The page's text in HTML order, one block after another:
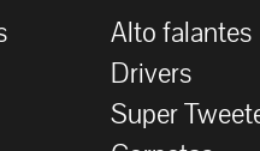
Alto falantes
Drivers
Super